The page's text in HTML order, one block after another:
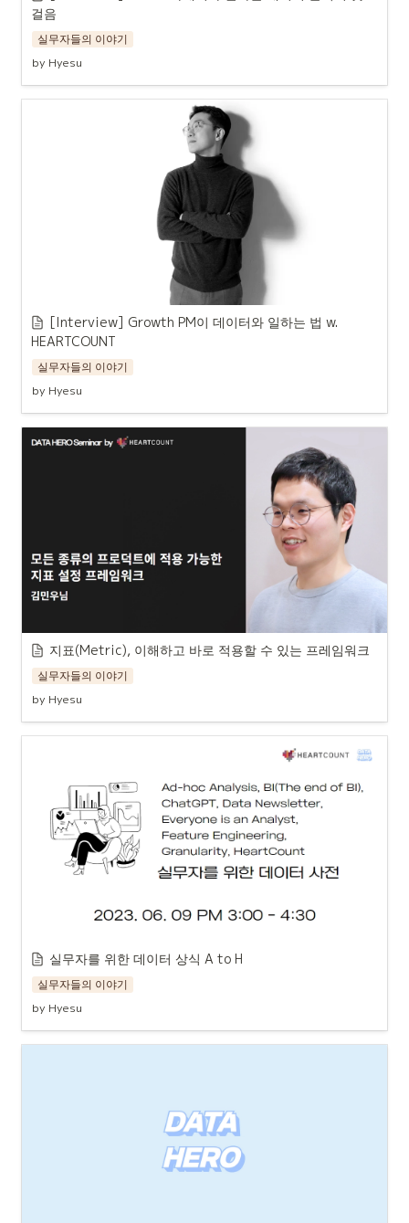
걸음
실무자들의 이야기
by Hyesu
[Interview] Growth PM이 데이터와 일하는 법 w.
HEARTCOUNT
실무자들의 이야기
by Hyesu
지표(Metric), 이해하고 바로 적용할 수 있는 프레임워크
실무자들의 이야기
by Hyesu
실무자를 위한 데이터 상식 A to H
실무자들의 이야기
by Hyesu